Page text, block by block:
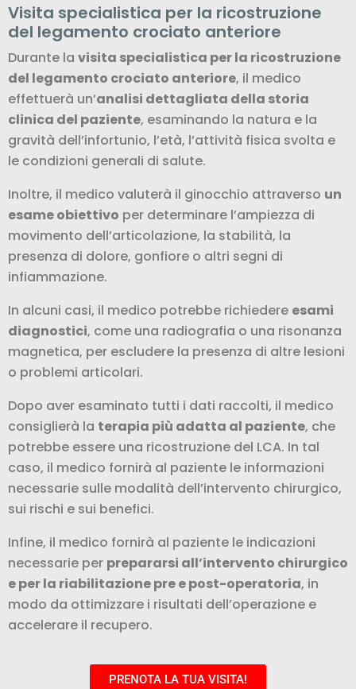
Visita specialistica per la ricostruzione
del legamento crociato anteriore
Durante la visita specialistica per la ricostruzione
del legamento crociato anteriore, il medico
effettuerà un’analisi dettagliata della storia
clinica del paziente, esaminando la natura e la
gravità dell’infortunio, l’età, l’attività fisica svolta e
le condizioni generali di salute.
Inoltre, il medico valuterà il ginocchio attraverso un
esame obiettivo per determinare l’ampiezza di
movimento dell’articolazione, la stabilità, la
presenza di dolore, gonfiore o altri segni di
infiammazione.
In alcuni casi, il medico potrebbe richiedere esami
diagnostici, come una radiografia o una risonanza
magnetica, per escludere la presenza di altre lesioni
o problemi articolari.
Dopo aver esaminato tutti i dati raccolti, il medico
consiglierà la terapia più adatta al paziente, che
potrebbe essere una ricostruzione del LCA. In tal
caso, il medico fornirà al paziente le informazioni
necessarie sulle modalità dell’intervento chirurgico,
sui rischi e sui benefici.
Infine, il medico fornirà al paziente le indicazioni
necessarie per prepararsi all’intervento chirurgico
e per la riabilitazione pre e post-operatoria, in
modo da ottimizzare i risultati dell’operazione e
accelerare il recupero.
PRENOTA LA TUA VISITA!